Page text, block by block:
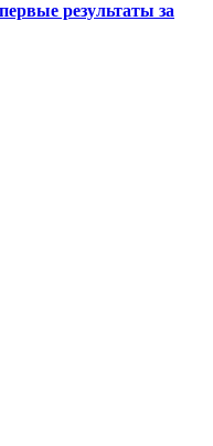
результаты за